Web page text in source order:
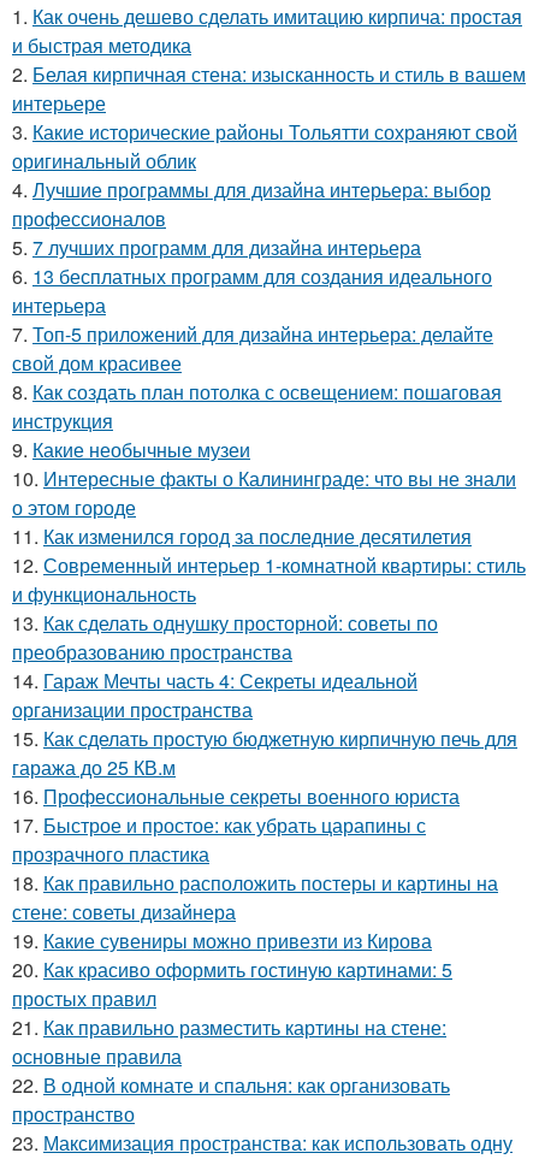
1. Как очень дешево сделать имитацию кирпича: простая
и быстрая методика
2. Белая кирпичная стена: изысканность и стиль в вашем
интерьере
3. Какие исторические районы Тольятти сохраняют свой
оригинальный облик
4. Лучшие программы для дизайна интерьера: выбор
профессионалов
5. 7 лучших программ для дизайна интерьера
6. 13 бесплатных программ для создания идеального
интерьера
7. Топ-5 приложений для дизайна интерьера: делайте
свой дом красивее
8. Как создать план потолка с освещением: пошаговая
инструкция
9. Какие необычные музеи
10. Интересные факты о Калининграде: что вы не знали
о этом городе
11. Как изменился город за последние десятилетия
12. Современный интерьер 1-комнатной квартиры: стиль
и функциональность
13. Как сделать однушку просторной: советы по
преобразованию пространства
14. Гараж Мечты часть 4: Секреты идеальной
организации пространства
15. Как сделать простую бюджетную кирпичную печь для
гаража до 25 КВ.м
16. Профессиональные секреты военного юриста
17. Быстрое и простое: как убрать царапины с
прозрачного пластика
18. Как правильно расположить постеры и картины на
стене: советы дизайнера
19. Какие сувениры можно привезти из Кирова
20. Как красиво оформить гостиную картинами: 5
простых правил
21. Как правильно разместить картины на стене:
основные правила
22. В одной комнате и спальня: как организовать
пространство
23. Максимизация пространства: как использовать одну